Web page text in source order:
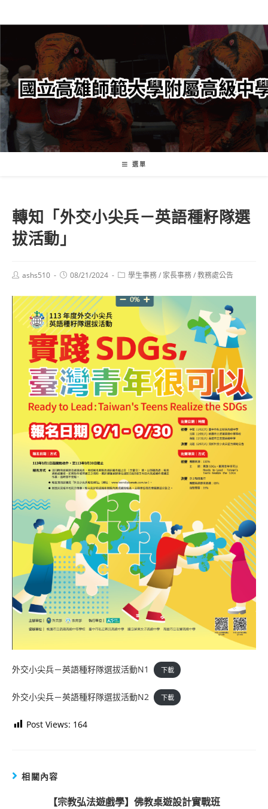
轉
要
內
容
選單
轉知「外交小尖兵－英語種籽隊選
拔活動」
Postashs510
Post08/21/2024
Post學生事務/ 家長事務/教務處公告
外交小尖兵－英語種籽隊選拔活動N1 下載
外交小尖兵－英語種籽隊選拔活動N2 下載
Post Views: 164
相關內容
【宗教弘法遊戲學】佛教桌遊設計實戰班